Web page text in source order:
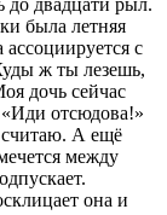
была лeтняя
ассоциируется с
ж ты лезешь,
дочь сейчас
отсюдoва!»
считаю. А ещё
между
она и